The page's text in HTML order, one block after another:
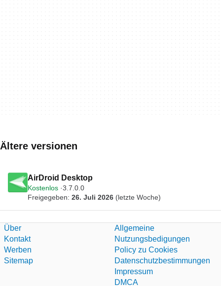
Ältere versionen
AirDroid Desktop
Kostenlos 3.7.0.0
Freigegeben: 26. Juli 2026 (letzte Woche)
Über
Kontakt
Werben
Sitemap
Allgemeine
Nutzungsbedigungen
Policy zu Cookies
Datenschutzbestimmungen
Impressum
DMCA